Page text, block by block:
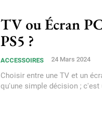
TV ou Écran
PS5 ?
ACCESSOIRES 24 Mars 2024
Choisir entre une TV et un
qu'une simple décision ;